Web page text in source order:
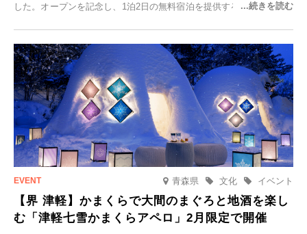
した。オープンを記念し、1泊2日の無料宿泊を提供するキャンペーン
一組限定の宿だからこそ叶う、大切な人との特別な時間を体験いただ
けます。
青森県 イベント
文化
【界 津軽】かまくらで大間のまぐろと地酒を楽し
む「津軽七雪かまくらアペロ」2月限定で開催